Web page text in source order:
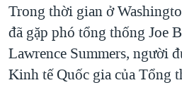
Trong thời gian ở
đã gặp phó tổng thống Joe
Lawrence Summers, người
Kinh tế Quốc gia của Tổng